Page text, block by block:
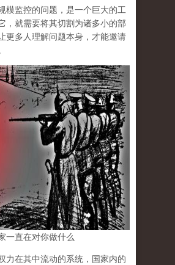
模监控的问题，是一个巨大的工
，就需要将其切割为诸多小的部
更多人理解问题本身，才能邀请
一直在对你做什么
力在其中流动的系统，国家内的